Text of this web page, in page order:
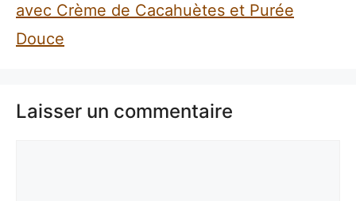
avec Crème de Cacahuètes et Purée
Douce
Laisser un commentaire